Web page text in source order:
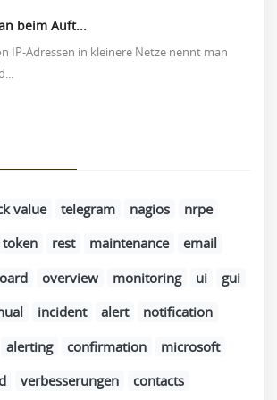
beim Auft...
IP-Adressen in kleinere Netze nennt man
value telegram nagios
nrpe
token rest maintenance
email
overview monitoring ui
gui
incident alert
notification
alerting confirmation
microsoft
verbesserungen
contacts